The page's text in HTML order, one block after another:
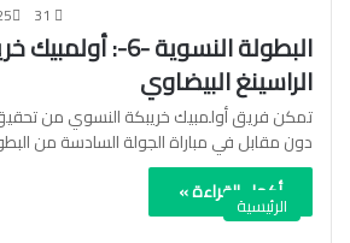
البطولة النسوية -6-
الراسينغ البيضاوي
تمكن فريق أولمبيك خريبكة النسوي من
دون مقابل في مباراة الجولة السادسة من
أكمل القراءة »
الرئيسية